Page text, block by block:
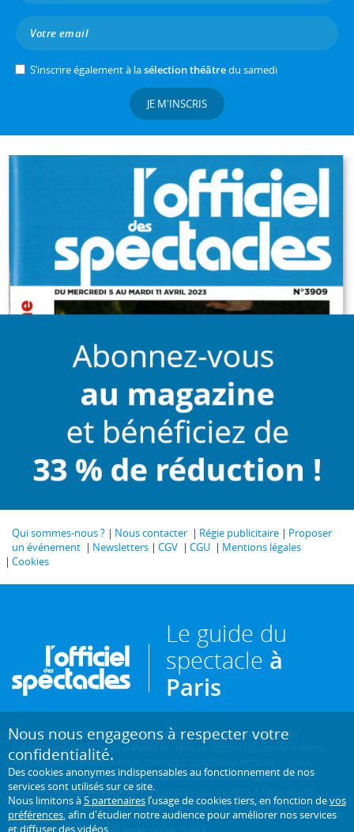
S’inscrire également à lasélection théâtredu samedi
JE M'INSCRIS
Qui sommes-nous ? Nous contacter Régie publicitaire
Proposer
un événement
Newsletters CGV CGU
Mentions légales
Cookies
Le guide du
spectacle à
Paris
Créé en 1946, L'Officiel des spectacles estl'hebdomadaire de
référence du spectacle à Paris
et dans sa région. Pièces de théâtre,
expositions, sorties cinéma, concerts, spectacles enfants... : vous
trouverez sur ce site toute l'actualité des sorties culturelles de la
capitale, et bien plus encore ! Pour ceux qui sortent à Paris et ses
environs, c'est aussi le guide papier pratique, précis, fiable et complet.
Nous nous engageons à respecter votre
confidentialité.
Des cookies anonymes indispensables au fonctionnement de nos
services sont utilisés sur ce site.
Nous limitons à5 partenaires l’usage de cookies tiers, en fonction devos
préférences, afin d'étudier notre audience pour améliorer nos services
et diffuser des vidéos.